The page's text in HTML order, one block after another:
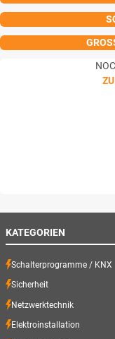
KATEGORIEN
Schalterprogramme / KNX
Sicherheit
Netzwerktechnik
Elektroinstallation